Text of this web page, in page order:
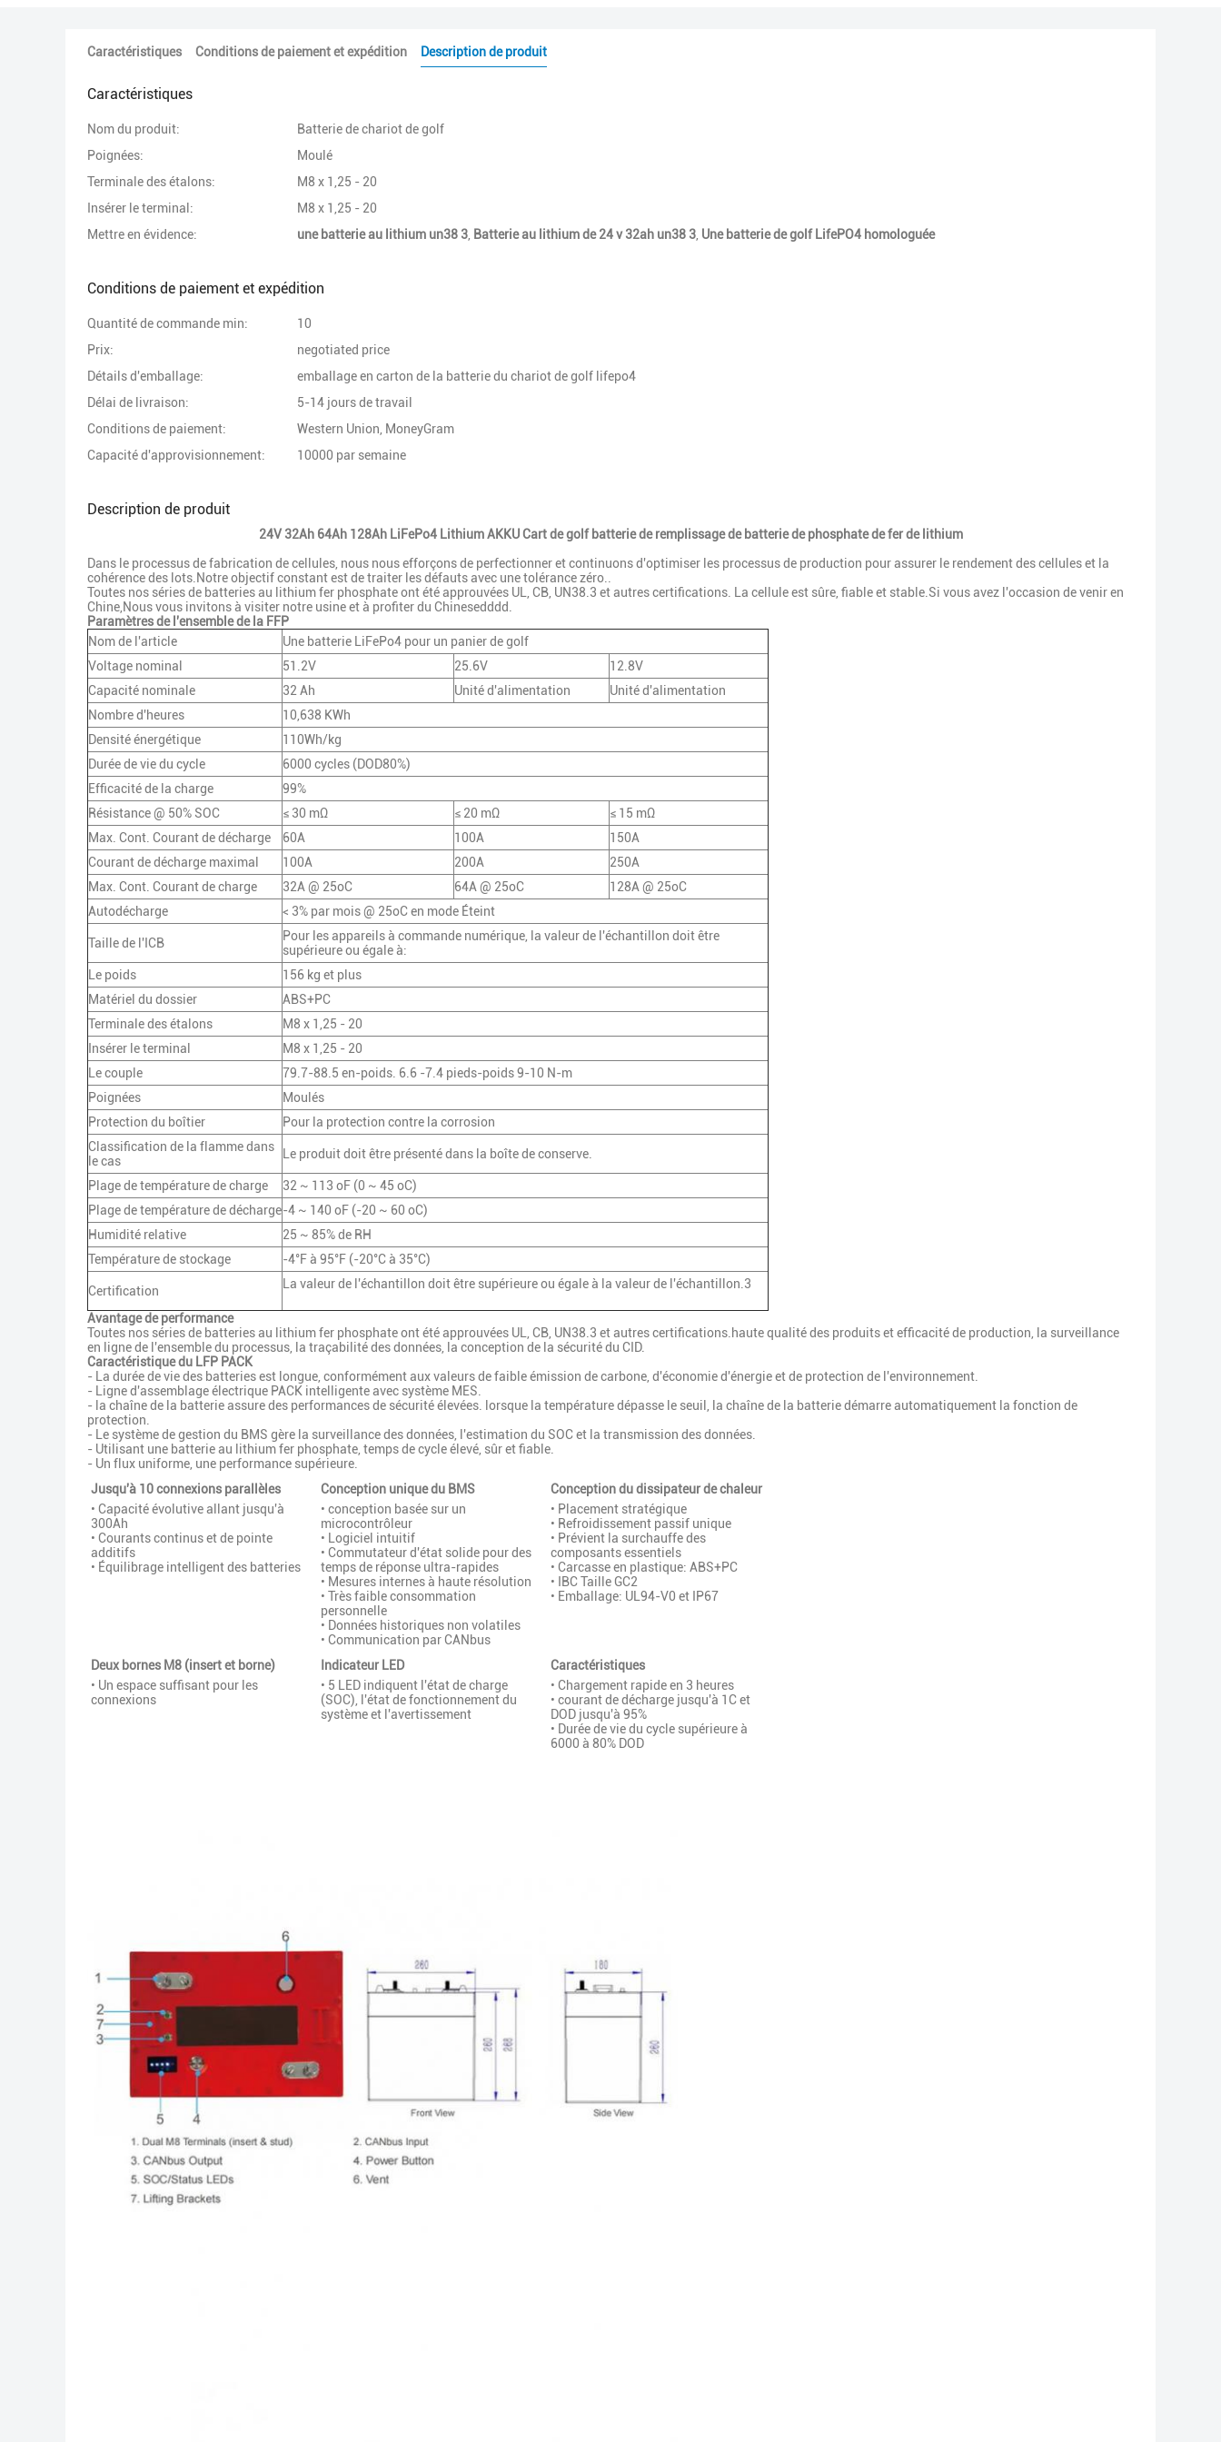
Caractéristiques Conditions de paiement et expédition Description de produit
Caractéristiques
Nom du produit:
Batterie de chariot de golf
Poignées:
Moulé
Terminale des étalons:
M8 x 1,25 - 20
Insérer le terminal:
M8 x 1,25 - 20
Mettre en évidence:
une batterie au lithium un38 3 Batterie au lithium de 24 v 32ah un38 3 Une batterie de golf LifePO4 homologuée
Conditions de paiement et expédition
Quantité de commande min:
10
Prix:
negotiated price
Détails d'emballage:
emballage en carton de la batterie du chariot de golf lifepo4
Délai de livraison:
5-14 jours de travail
Conditions de paiement:
Western Union, MoneyGram
Capacité d'approvisionnement:
10000 par semaine
Description de produit
24V 32Ah 64Ah 128Ah LiFePo4 Lithium AKKU Cart de golf batterie de remplissage de batterie de phosphate de fer de lithium
Dans le processus de fabrication de cellules, nous nous efforçons de perfectionner et continuons d'optimiser les processus de production pour assurer le rendement des cellules et la
cohérence des lots.Notre objectif constant est de traiter les défauts avec une tolérance zéro..
Toutes nos séries de batteries au lithium fer phosphate ont été approuvées UL, CB, UN38.3 et autres certifications. La cellule est sûre, fiable et stable.Si vous avez l'occasion de venir en
Chine,Nous vous invitons à visiter notre usine et à profiter du Chinesedddd.
Paramètres de l'ensemble de la FFP
Nom de l'article
Une batterie LiFePo4 pour un panier de golf
Voltage nominal
51.2V 25.6V
12.8V
Capacité nominale
32 Ah Unité d'alimentation
Unité d'alimentation
Nombre d'heures
10,638 KWh
Densité énergétique
110Wh/kg
Durée de vie du cycle
6000 cycles (DOD80%)
Efficacité de la charge
99%
Résistance @ 50% SOC
≤ 30 mΩ ≤ 20 mΩ
≤ 15 mΩ
Max. Cont. Courant de décharge
60A 100A
150A
Courant de décharge maximal
100A 200A
250A
Max. Cont. Courant de charge
32A @ 25oC 64A @ 25oC
128A @ 25oC
Autodécharge
< 3% par mois @ 25oC en mode Éteint
Taille de l'ICB
Pour les appareils à commande numérique, la valeur de l'échantillon doit être
supérieure ou égale à:
Le poids
156 kg et plus
Matériel du dossier
ABS+PC
Terminale des étalons
M8 x 1,25 - 20
Insérer le terminal
M8 x 1,25 - 20
Le couple
79.7-88.5 en-poids. 6.6 -7.4 pieds-poids 9-10 N-m
Poignées
Moulés
Protection du boîtier
Pour la protection contre la corrosion
Classification de la flamme dans
le cas
Le produit doit être présenté dans la boîte de conserve.
Plage de température de charge
32 ~ 113 oF (0 ~ 45 oC)
Plage de température de décharge-4 ~ 140 oF (-20 ~ 60 oC)
Humidité relative
25 ~ 85% de RH
Température de stockage
-4°F à 95°F (-20°C à 35°C)
Certification La valeur de l'échantillon doit être supérieure ou égale à la valeur de l'échantillon.3
Avantage de performance
Toutes nos séries de batteries au lithium fer phosphate ont été approuvées UL, CB, UN38.3 et autres certifications.haute qualité des produits et efficacité de production, la surveillance
en ligne de l'ensemble du processus, la traçabilité des données, la conception de la sécurité du CID.
Caractéristique du LFP PACK
- La durée de vie des batteries est longue, conformément aux valeurs de faible émission de carbone, d'économie d'énergie et de protection de l'environnement.
- Ligne d'assemblage électrique PACK intelligente avec système MES.
- la chaîne de la batterie assure des performances de sécurité élevées. lorsque la température dépasse le seuil, la chaîne de la batterie démarre automatiquement la fonction de
protection.
- Le système de gestion du BMS gère la surveillance des données, l'estimation du SOC et la transmission des données.
- Utilisant une batterie au lithium fer phosphate, temps de cycle élevé, sûr et fiable.
- Un flux uniforme, une performance supérieure.
Jusqu'à 10 connexions parallèles
• Capacité évolutive allant jusqu'à
300Ah
• Courants continus et de pointe
additifs
• Équilibrage intelligent des batteries
Conception unique du BMS
• conception basée sur un
microcontrôleur
• Logiciel intuitif
• Commutateur d'état solide pour des
temps de réponse ultra-rapides
• Mesures internes à haute résolution
• Très faible consommation
personnelle
• Données historiques non volatiles
• Communication par CANbus
Conception du dissipateur de chaleur
• Placement stratégique
• Refroidissement passif unique
• Prévient la surchauffe des
composants essentiels
• Carcasse en plastique: ABS+PC
• IBC Taille GC2
• Emballage: UL94-V0 et IP67
Deux bornes M8 (insert et borne)
• Un espace suffisant pour les
connexions
Indicateur LED
• 5 LED indiquent l'état de charge
(SOC), l'état de fonctionnement du
système et l'avertissement
Caractéristiques
• Chargement rapide en 3 heures
• courant de décharge jusqu'à 1C et
DOD jusqu'à 95%
• Durée de vie du cycle supérieure à
6000 à 80% DOD